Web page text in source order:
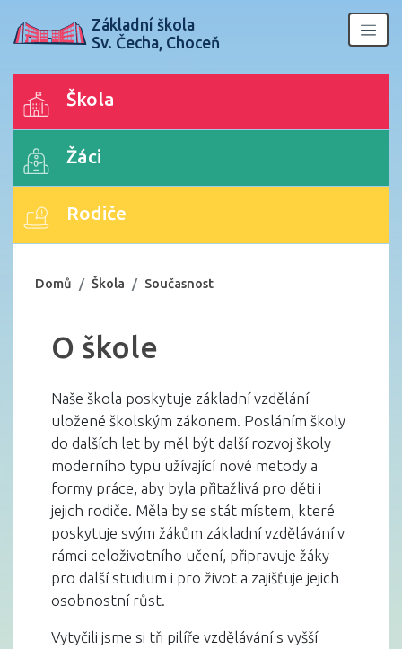
Základní škola
Sv. Čecha, Choceň
Škola
Žáci
Rodiče
Domů Škola Současnost
O škole
Naše škola poskytuje základní vzdělání
uložené školským zákonem. Posláním školy
do dalších let by měl být další rozvoj školy
moderního typu užívající nové metody a
formy práce, aby byla přitažlivá pro děti i
jejich rodiče. Měla by se stát místem, které
poskytuje svým žákům základní vzdělávání v
rámci celoživotního učení, připravuje žáky
pro další studium i pro život a zajišťuje jejich
osobnostní růst.
Vytyčili jsme si tři pilíře vzdělávání s vyšší